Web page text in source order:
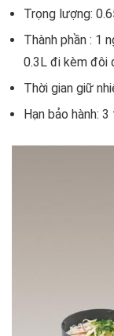
Trọng lượng:
Thành phần : 1
0.3L đi kèm đôi
Thời gian giữ
Hạn bảo hành: